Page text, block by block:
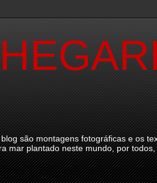
são montagens fotográficas e os
mar plantado neste mundo, por